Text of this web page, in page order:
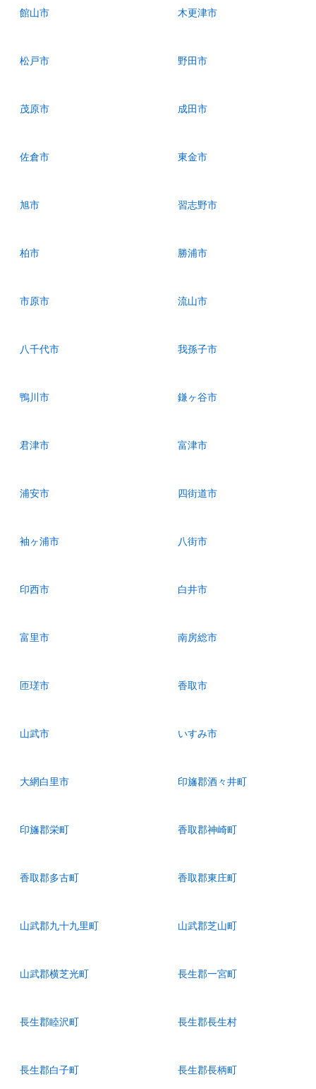
館山市 木更津市
松戸市 野田市
茂原市 成田市
佐倉市 東金市
旭市 習志野市
柏市 勝浦市
市原市 流山市
八千代市 我孫子市
鴨川市 鎌ヶ谷市
君津市 富津市
浦安市 四街道市
袖ヶ浦市 八街市
印西市 白井市
富里市 南房総市
匝瑳市 香取市
山武市 いすみ市
大網白里市 印旛郡酒々井町
印旛郡栄町 香取郡神崎町
香取郡多古町 香取郡東庄町
山武郡九十九里町 山武郡芝山町
山武郡横芝光町 長生郡一宮町
長生郡睦沢町 長生郡長生村
長生郡白子町 長生郡長柄町